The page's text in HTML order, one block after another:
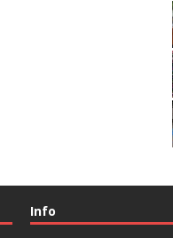
Info